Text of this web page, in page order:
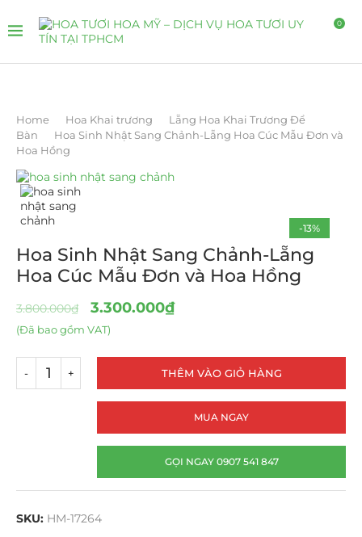
0
Home Hoa Khai trương
Lẵng Hoa Khai Trương Để
Bàn
Hoa Sinh Nhật Sang Chảnh-Lẵng Hoa Cúc Mẫu Đơn và
Hoa Hồng
-13%
Hoa Sinh Nhật Sang Chảnh-Lẵng
Hoa Cúc Mẫu Đơn và Hoa Hồng
3.800.000₫ 3.300.000₫
(Đã bao gồm VAT)
THÊM VÀO GIỎ HÀNG
MUA NGAY
GỌI NGAY 0907 541 847
SKU: HM-17264